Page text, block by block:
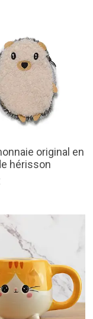
original en
hérisson